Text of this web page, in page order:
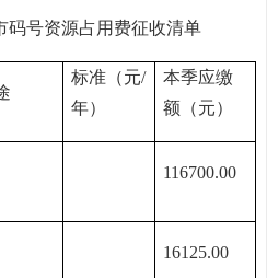
码号资源占用费征收清单
标准（元/
年）
本季应缴
额（元）
116700.00
16125.00